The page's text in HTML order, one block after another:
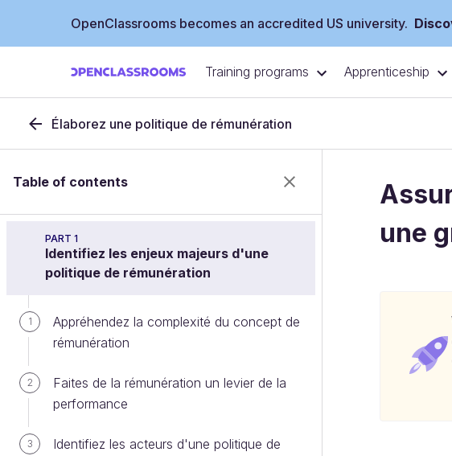
OpenClassrooms becomes an accredited US university.
Training programs Apprenticeship
Élaborez une politique de rémunération
Table of contents
PART 1
Identifiez les enjeux majeurs d'une
politique de rémunération
1
Appréhendez la complexité du concept de
rémunération
2
Faites de la rémunération un levier de la
performance
3
Identifiez les acteurs d'une politique de
une